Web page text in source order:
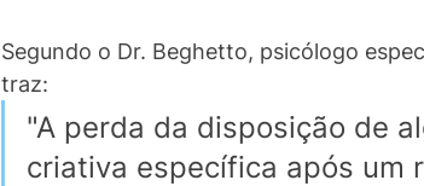
Segundo o Dr. Beghetto, psicólogo
traz:
"A perda da disposição de
criativa específica após um